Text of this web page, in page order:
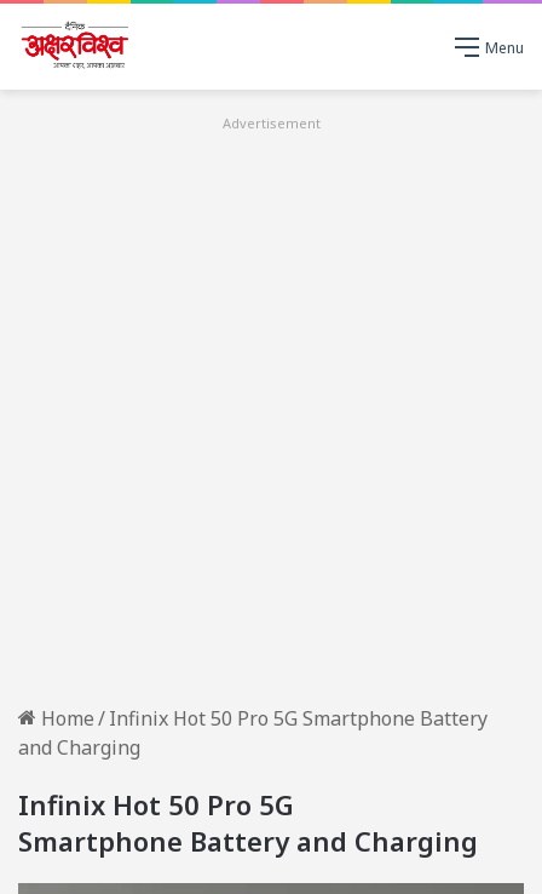
Menu
Advertisement
Home/Infinix Hot 50 Pro 5G Smartphone Battery
and Charging
Infinix Hot 50 Pro 5G
Smartphone Battery and Charging